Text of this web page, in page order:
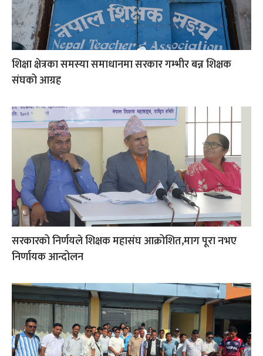
शिक्षा क्षेत्रका समस्या समाधानमा सरकार गम्भीर बन्न शिक्षक
संघको आग्रह
सरकारको निर्णयले शिक्षक महासंघ आक्रोशित,माग पूरा नभए
निर्णायक आन्दोलन